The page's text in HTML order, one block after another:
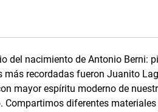
del nacimiento de Antonio Berni:
recordadas fueron Juanito
mayor espíritu moderno de
diferentes